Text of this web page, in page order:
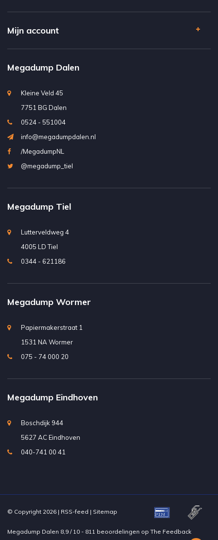
Mijn account
Megadump Dalen
Kleine Veld 45
7751 BG Dalen
0524 - 551004
info@megadumpdalen.nl
/MegadumpNL
@megadump_tiel
Megadump Tiel
Lutterveldweg 4
4005 LD Tiel
0344 - 621186
Megadump Wormer
Papiermakerstraat 1
1531 NA Wormer
075 - 74 000 20
Megadump Eindhoven
Boschdijk 944
5627 AC Eindhoven
040-741 00 41
© Copyright 2026 | RSS-feed | Sitemap
Megadump Dalen 8,9 / 10 - 811 beoordelingen op The Feedback